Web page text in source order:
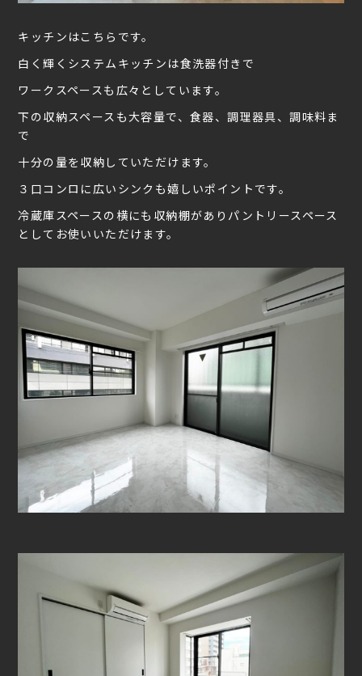
キッチンはこちらです。
白く輝くシステムキッチンは食洗器付きで
ワークスペースも広々としています。
下の収納スペースも大容量で、食器、調理器具、調味料ま
で
十分の量を収納していただけます。
３口コンロに広いシンクも嬉しいポイントです。
冷蔵庫スペースの横にも収納棚がありパントリースペース
としてお使いいただけます。